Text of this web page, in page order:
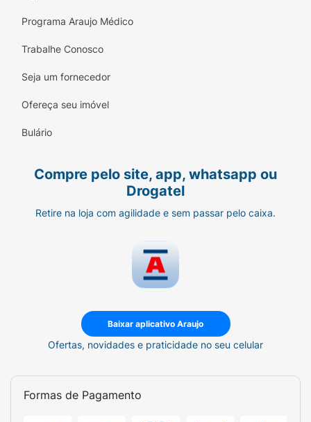
Programa Araujo Médico
Trabalhe Conosco
Seja um fornecedor
Ofereça seu imóvel
Bulário
Compre pelo site, app, whatsapp ou
Drogatel
Retire na loja com agilidade e sem passar pelo caixa.
Baixar aplicativo Araujo
Ofertas, novidades e praticidade no seu celular
Formas de Pagamento